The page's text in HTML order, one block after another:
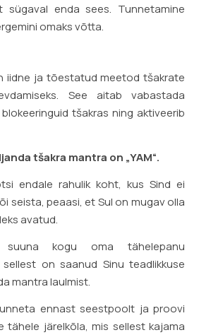
sügaval enda sees. Tunnetamine
omaks võtta.
iidne ja tõestatud meetod tšakrate
See aitab vabastada
tšakras ning aktiveerib
tšakra mantra on „YAM“.
endale rahulik koht, kus Sind ei
seista, peaasi, et Sul on mugav olla
avatud.
kogu oma tähelepanu
sellest on saanud Sinu teadlikkuse
mantra laulmist.
ennast seestpoolt ja proovi
tähele järelkõla, mis sellest kajama